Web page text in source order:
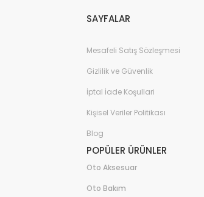
SAYFALAR
Mesafeli Satış Sözleşmesi
Gizlilik ve Güvenlik
İptal İade Koşullari
Kişisel Veriler Politikası
Blog
POPÜLER ÜRÜNLER
Oto Aksesuar
Oto Bakım